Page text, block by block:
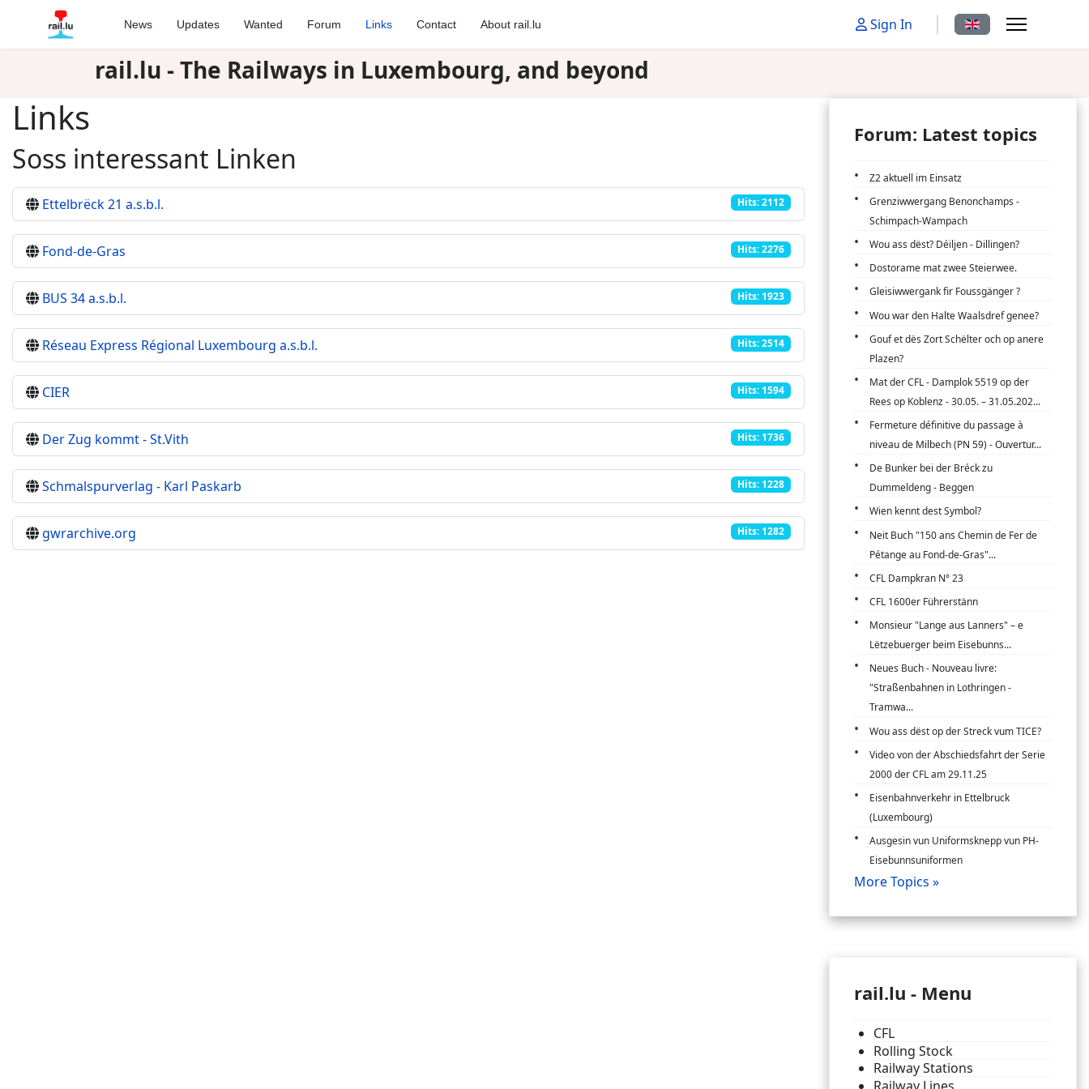
News Updates Wanted Forum Links Contact About rail.lu Sign In Select your language
rail.lu - The Railways in Luxembourg, and beyond
Links
Soss interessant Linken
Ettelbrëck 21 a.s.b.l. Hits: 2112
Fond-de-Gras Hits: 2276
BUS 34 a.s.b.l. Hits: 1923
Réseau Express Régional Luxembourg a.s.b.l. Hits: 2514
CIER Hits: 1594
Der Zug kommt - St.Vith Hits: 1736
Schmalspurverlag - Karl Paskarb Hits: 1228
gwrarchive.org Hits: 1282
Forum: Latest topics
Z2 aktuell im Einsatz
Grenziwwergang Benonchamps -
Schimpach-Wampach
Wou ass dëst? Déiljen - Dillingen?
Dostorame mat zwee Steierwee.
Gleisiwwergank fir Foussgänger ?
Wou war den Halte Waalsdref genee?
Gouf et dës Zort Schëlter och op anere
Plazen?
Mat der CFL - Damplok 5519 op der
Rees op Koblenz - 30.05. – 31.05.202...
Fermeture définitive du passage à
niveau de Milbech (PN 59) - Ouvertur...
De Bunker bei der Bréck zu
Dummeldeng - Beggen
Wien kennt dest Symbol?
Neit Buch "150 ans Chemin de Fer de
Pétange au Fond-de-Gras"...
CFL Dampkran N° 23
CFL 1600er Führerstänn
Monsieur "Lange aus Lanners" – e
Lëtzebuerger beim Eisebunns...
Neues Buch - Nouveau livre:
"Straßenbahnen in Lothringen -
Tramwa...
Wou ass dëst op der Streck vum TICE?
Video von der Abschiedsfahrt der Serie
2000 der CFL am 29.11.25
Eisenbahnverkehr in Ettelbruck
(Luxembourg)
Ausgesin vun Uniformsknepp vun PH-
Eisebunnsuniformen
More Topics »
rail.lu - Menu
CFL
Rolling Stock
Railway Stations